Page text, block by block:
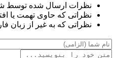
نظرات ارسال شده توسط
نظراتی که حاوی تهمت یا
نظراتی که به غیر از زبان